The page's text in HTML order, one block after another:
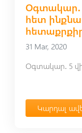
Օգտակար․
հետ
31 Mar, 2020
Կարդալ